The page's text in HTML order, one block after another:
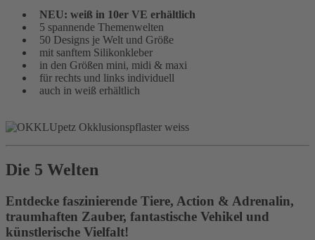
NEU: weiß in 10er VE erhältlich
5 spannende Themenwelten
50 Designs je Welt und Größe
mit sanftem Silikonkleber
in den Größen mini, midi & maxi
für rechts und links individuell
auch in weiß erhältlich
Die 5 Welten
Entdecke faszinierende Tiere, Action & Adrenalin,
traumhaften Zauber, fantastische Vehikel und
künstlerische Vielfalt!